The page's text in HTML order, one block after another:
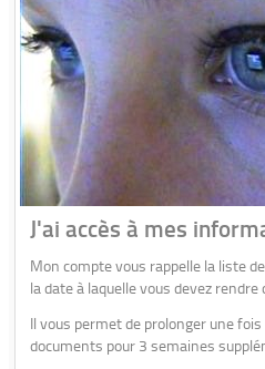
J'ai accès à mes
Mon compte vous rappelle la liste
la date à laquelle vous devez rendre
Il vous permet de prolonger une
documents pour 3 semaines